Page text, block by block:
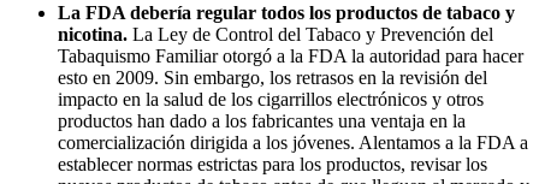
La FDA debería regular todos los productos de tabaco y
nicotina. La Ley de Control del Tabaco y Prevención del
Tabaquismo Familiar otorgó a la FDA la autoridad para hacer
esto en 2009. Sin embargo, los retrasos en la revisión del
impacto en la salud de los cigarrillos electrónicos y otros
productos han dado a los fabricantes una ventaja en la
comercialización dirigida a los jóvenes. Alentamos a la FDA a
establecer normas estrictas para los productos, revisar los